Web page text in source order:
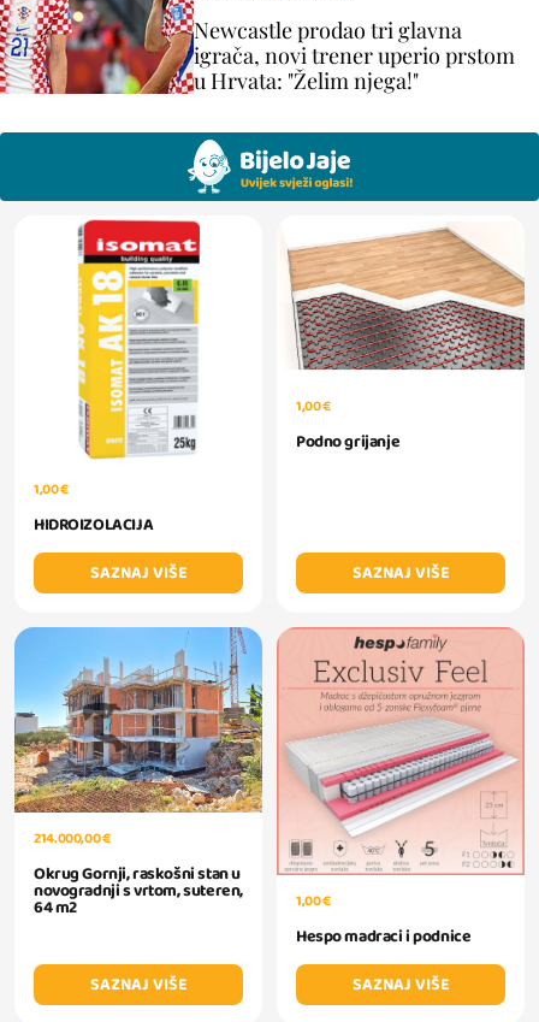
Newcastle prodao tri glavna
igrača, novi trener uperio prstom
u Hrvata: "Želim njega!"
1,00 €
HIDROIZOLACIJA
SAZNAJ VIŠE
1,00 €
Podno grijanje
SAZNAJ VIŠE
214.000,00 €
Okrug Gornji, raskošni stan u
novogradnji s vrtom, suteren,
64 m2
SAZNAJ VIŠE
1,00 €
Hespo madraci i podnice
SAZNAJ VIŠE